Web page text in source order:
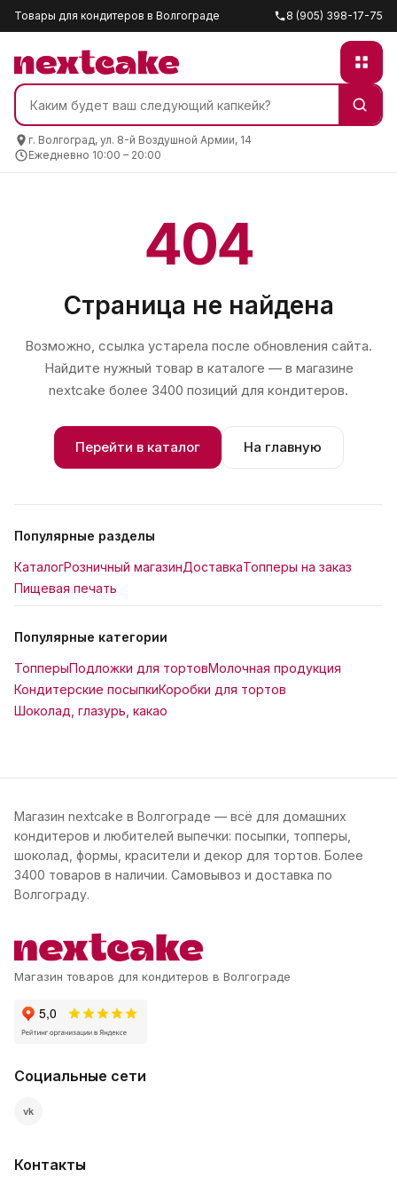
Товары для кондитеров в Волгограде 8 (905) 398-17-75
г. Волгоград, ул. 8-й Воздушной Армии, 14
Ежедневно 10:00 – 20:00
404
Страница не найдена
Возможно, ссылка устарела после обновления сайта.
Найдите нужный товар в каталоге — в магазине
nextcake более 3400 позиций для кондитеров.
Перейти в каталог На главную
Популярные разделы
КаталогРозничный магазинДоставкаТопперы на заказ
Пищевая печать
Популярные категории
ТопперыПодложки для тортовМолочная продукция
Кондитерские посыпкиКоробки для тортов
Шоколад, глазурь, какао
Магазин nextcake в Волгограде — всё для домашних
кондитеров и любителей выпечки: посыпки, топперы,
шоколад, формы, красители и декор для тортов. Более
3400 товаров в наличии. Самовывоз и доставка по
Волгограду.
Магазин товаров для кондитеров в Волгограде
Социальные сети
vk
Контакты